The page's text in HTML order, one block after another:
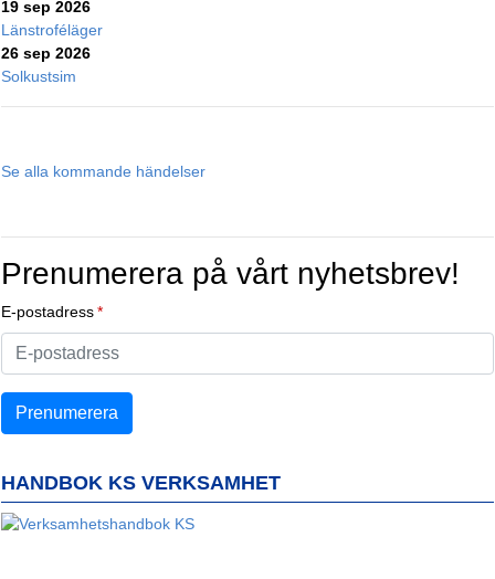
19 sep 2026
Länstroféläger
26 sep 2026
Solkustsim
Se alla kommande händelser
Prenumerera på vårt nyhetsbrev!
E-postadress
HANDBOK KS VERKSAMHET